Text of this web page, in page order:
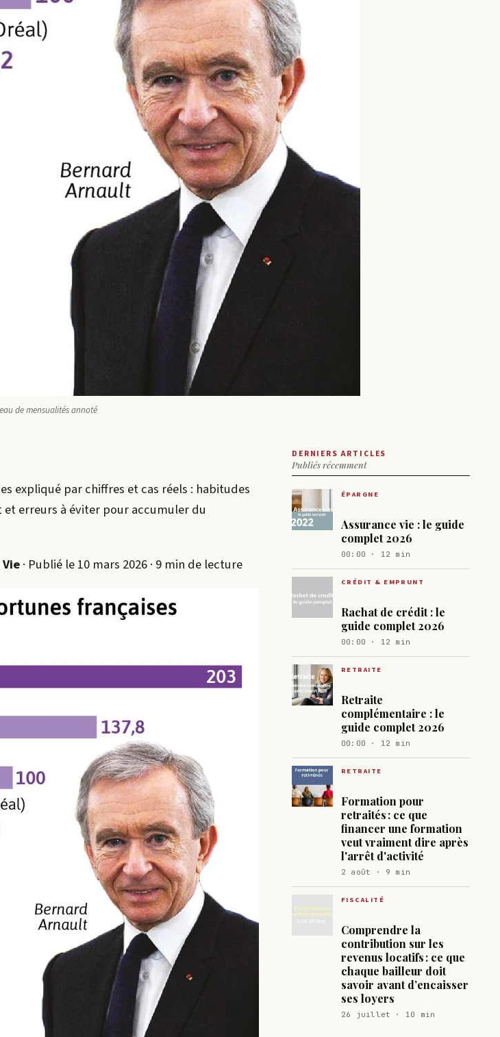
de mensualités annoté
expliqué par chiffres et cas réels : habitudes
erreurs à éviter pour accumuler du
· Publié le 10 mars 2026 · 9 min de lecture
DERNIERS ARTICLES
Publiés récemment
ÉPARGNE
Assurance vie : le guide
complet 2026
00:00 · 12 min
CRÉDIT & EMPRUNT
Rachat de crédit : le
guide complet 2026
00:00 · 12 min
RETRAITE
Retraite
complémentaire : le
guide complet 2026
00:00 · 12 min
RETRAITE
Formation pour
retraités : ce que
financer une formation
veut vraiment dire après
l'arrêt d'activité
2 août · 9 min
FISCALITÉ
Comprendre la
contribution sur les
revenus locatifs : ce que
chaque bailleur doit
savoir avant d’encaisser
ses loyers
26 juillet · 10 min